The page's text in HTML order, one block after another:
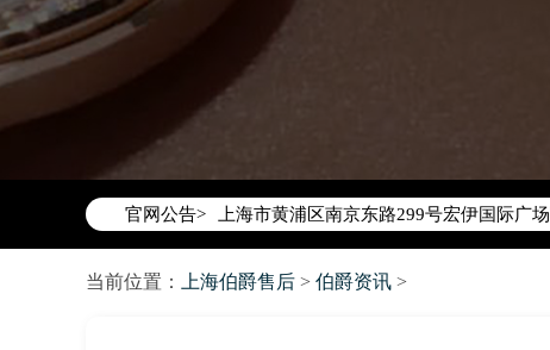
官网公告>
2026年6月上海市伯爵官方售后客户服务
上海市黄浦区南京东路299号宏伊国际广
上海市黄浦区南京东路299号宏伊国际广
上海市徐汇区虹桥路3号港汇中心2座37
节假日正常营业！
当前位置： 上海伯爵售后 > 伯爵资讯 >